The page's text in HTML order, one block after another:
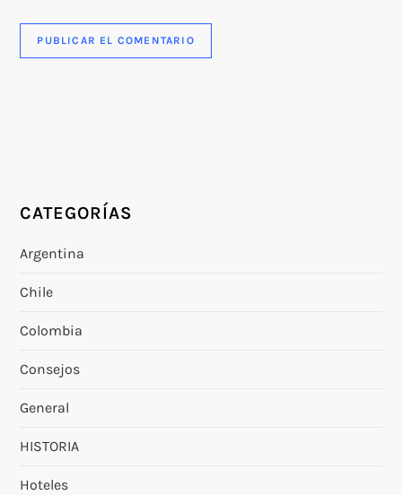
CATEGORÍAS
Argentina
Chile
Colombia
Consejos
General
HISTORIA
Hoteles